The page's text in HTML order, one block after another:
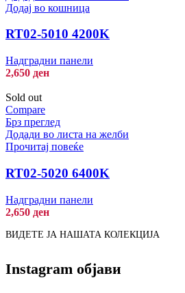
Додај во кошница
RT02-5010 4200K
Надградни панели
2,650 ден
Sold out
Compare
Брз преглед
Додади во листа на желби
Прочитај повеќе
RT02-5020 6400K
Надградни панели
2,650 ден
ВИДЕТЕ ЈА НАШАТА КОЛЕКЦИЈА
Instagram објави